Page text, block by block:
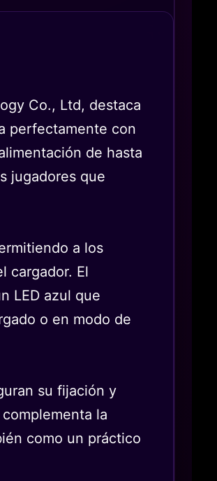
Co., Ltd, destaca
perfectamente con
de hasta
jugadores que
a los
cargador. El
LED azul que
o en modo de
su fijación y
la
como un práctico